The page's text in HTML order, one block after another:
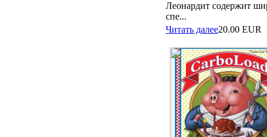
Леонардит содержит
спе...
Читать далее20.00 EUR